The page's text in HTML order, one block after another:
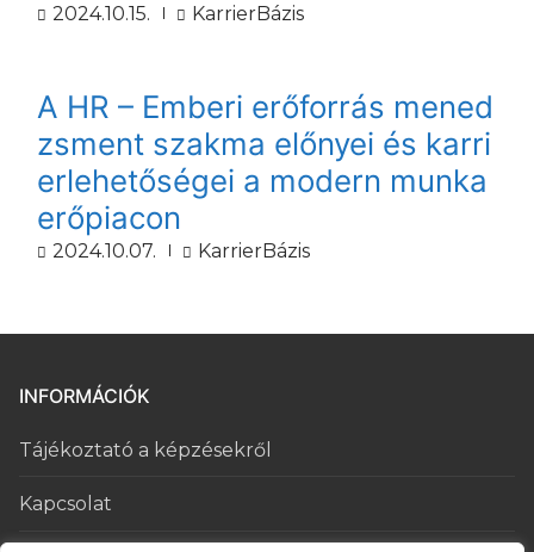
2024.10.15. KarrierBázis
A HR – Emberi erőforrás mened
zsment szakma előnyei és karri
erlehetőségei a modern munka
erőpiacon
2024.10.07. KarrierBázis
INFORMÁCIÓK
Tájékoztató a képzésekről
Kapcsolat